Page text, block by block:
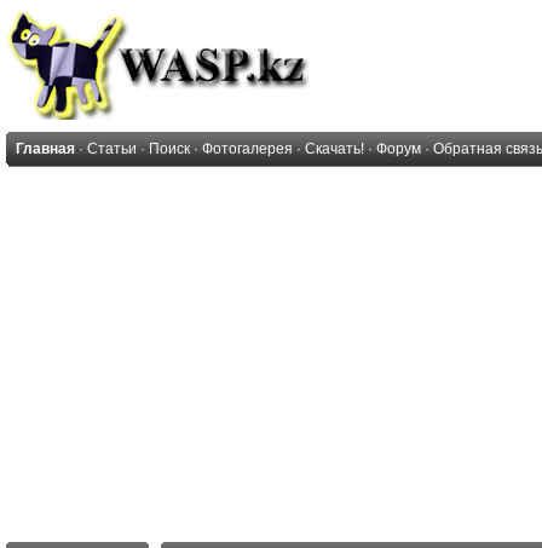
Главная · Статьи · Поиск · Фотогалерея · Скачать! · Форум · Обратная связь